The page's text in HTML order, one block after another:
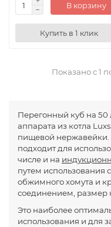
В корзину
Купить в 1 клик
Показано с 1
Перегонный куб на 50
аппарата из котла
пищевой нержавейки.
подходит для
числе и на
путем использования
обжимного хомута и
соединением, размер
Это наиболее
использования и для